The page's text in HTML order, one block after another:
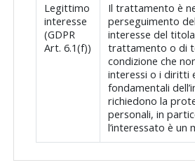
Legittimo
interesse
(GDPR
Art. 6.1(f))
Il trattamento è
perseguimento
interesse del
trattamento o di
condizione che
interessi o i diritti
fondamentali
richiedono la
personali, in
l’interessato è un